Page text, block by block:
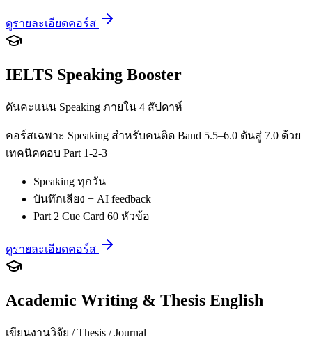
ดูรายละเอียดคอร์ส
IELTS Speaking Booster
ดันคะแนน Speaking ภายใน 4 สัปดาห์
คอร์สเฉพาะ Speaking สำหรับคนติด Band 5.5–6.0 ดันสู่ 7.0 ด้วย
เทคนิคตอบ Part 1-2-3
Speaking ทุกวัน
บันทึกเสียง + AI feedback
Part 2 Cue Card 60 หัวข้อ
ดูรายละเอียดคอร์ส
Academic Writing & Thesis English
เขียนงานวิจัย / Thesis / Journal